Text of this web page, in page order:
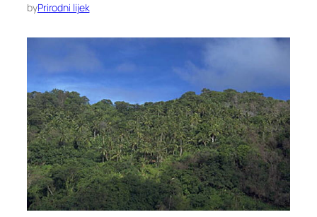
byPrirodni lijek